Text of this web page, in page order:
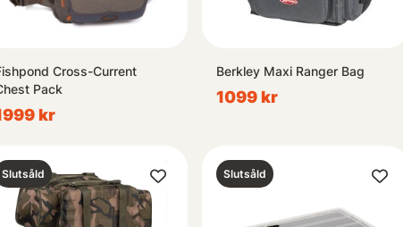
Cross-Current
Pack
kr
Berkley Maxi Ranger Bag
1099 kr
Slutsåld Slutsåld